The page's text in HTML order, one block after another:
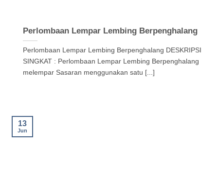
Perlombaan Lempar Lembing Berpenghalang
Perlombaan Lempar Lembing Berpenghalang DESKRIPSI
SINGKAT : Perlombaan Lempar Lembing Berpenghalang
melempar Sasaran menggunakan satu [...]
13
Jun